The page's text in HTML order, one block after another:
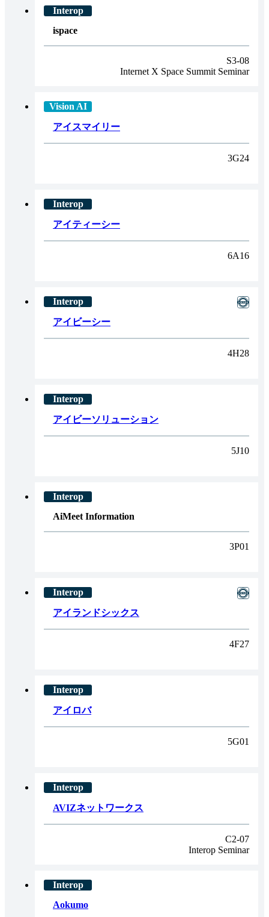
ispace
S3-08
Internet X Space Summit Seminar
アイスマイリー
3G24
アイティーシー
6A16
アイビーシー
4H28
アイビーソリューション
5J10
AiMeet Information
3P01
アイランドシックス
4F27
アイロバ
5G01
AVIZネットワークス
C2-07
Interop Seminar
Aokumo